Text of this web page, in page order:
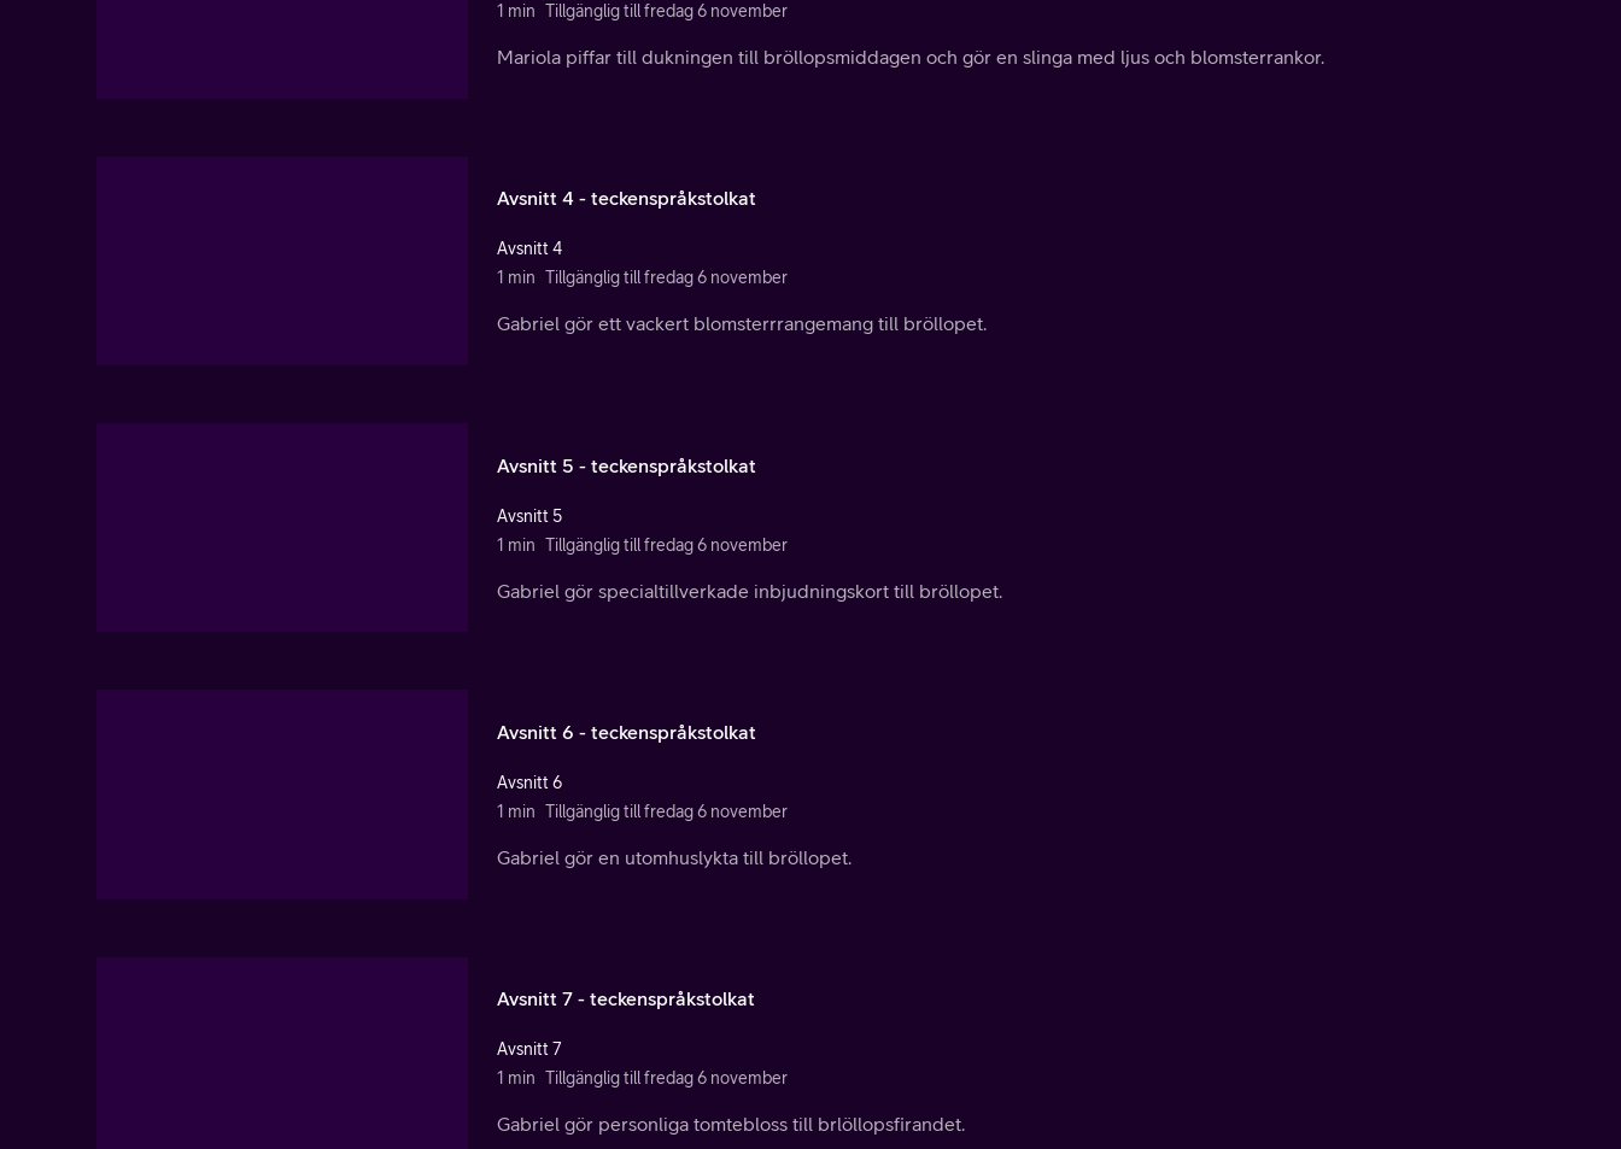
1 min Tillgänglig till fredag 6 november
Mariola piffar till dukningen till bröllopsmiddagen och gör en slinga med ljus och blomsterrankor.
Avsnitt 4 - teckenspråkstolkat
Avsnitt 4
1 min Tillgänglig till fredag 6 november
Gabriel gör ett vackert blomsterrrangemang till bröllopet.
Avsnitt 5 - teckenspråkstolkat
Avsnitt 5
1 min Tillgänglig till fredag 6 november
Gabriel gör specialtillverkade inbjudningskort till bröllopet.
Avsnitt 6 - teckenspråkstolkat
Avsnitt 6
1 min Tillgänglig till fredag 6 november
Gabriel gör en utomhuslykta till bröllopet.
Avsnitt 7 - teckenspråkstolkat
Avsnitt 7
1 min Tillgänglig till fredag 6 november
Gabriel gör personliga tomtebloss till brlöllopsfirandet.